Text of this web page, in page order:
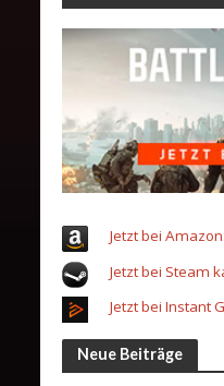
Jetzt bei
Jetzt bei Steam
Jetzt bei Instant
Neue Beiträge